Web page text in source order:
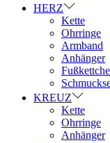
HERZ
Kette
Ohrringe
Armband
Anhänger
KREUZ
Kette
Ohrringe
Anhänger